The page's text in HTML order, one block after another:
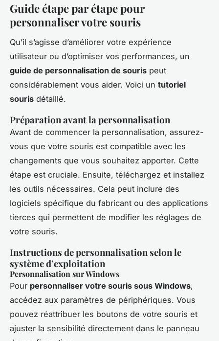
Guide étape par étape pour
personnaliser votre souris
Qu’il s’agisse d’améliorer votre expérience
utilisateur ou d’optimiser vos performances, un
guide de personnalisation de souris peut
considérablement vous aider. Voici un tutoriel
souris détaillé.
Préparation avant la personnalisation
Avant de commencer la personnalisation, assurez-
vous que votre souris est compatible avec les
changements que vous souhaitez apporter. Cette
étape est cruciale. Ensuite, téléchargez et installez
les outils nécessaires. Cela peut inclure des
logiciels spécifique du fabricant ou des applications
tierces qui permettent de modifier les réglages de
votre souris.
Instructions de personnalisation selon le
système d’exploitation
Personnalisation sur Windows
Pour personnaliser votre souris sous Windows,
accédez aux paramètres de périphériques. Vous
pouvez réattribuer les boutons de votre souris et
ajuster la sensibilité directement dans le panneau